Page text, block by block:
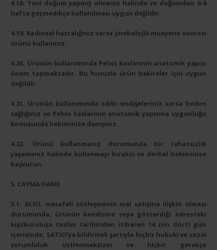
4.18. Yeni doğum yapmış olmanız halinde ve doğumdan 6-8
hafta geçmedikçe kullanılması uygun değildir.
4.19. Kadınsal hastalığınız varsa jinekolojik muayene sonrası
ürünü kullanınız.
4.20. Ürünün kullanımında Pelvis kaslarının anatomik yapısı
önem taşımaktadır. Bu hususla ürün bakireler için uygun
değildir.
4.21. Ürünün kullanımında tıbbi endişeleriniz varsa beden
sağlığınız ve Pelvis kaslarının anatomik yapısına uygunluğu
konusunda hekiminize danışınız.
4.22. Ürünü kullanmanız durumunda bir rahatsızlık
yaşamanız halinde kullanmayı bırakın ve derhal hekiminize
başvurun.
5. CAYMA HAKKI
5.1. ALICI; mesafeli sözleşmenin mal satışına ilişkin olması
durumunda, ürünün kendisine veya gösterdiği adresteki
kişi/kuruluşa teslim tarihinden itibaren 14 (on dört) gün
içerisinde, SATICI’ya bildirmek şartıyla hiçbir hukuki ve cezai
sorumluluk üstlenmeksizin ve hiçbir gerekçe